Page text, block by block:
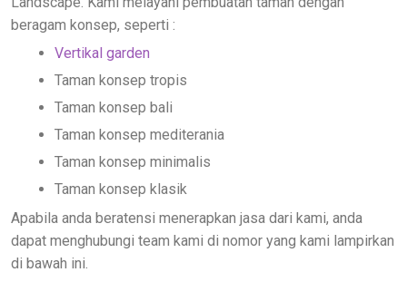
beragam konsep, seperti :
Vertikal garden
Taman konsep tropis
Taman konsep bali
Taman konsep mediterania
Taman konsep minimalis
Taman konsep klasik
Apabila anda beratensi menerapkan jasa dari kami, anda
dapat menghubungi team kami di nomor yang kami lampirkan
di bawah ini.